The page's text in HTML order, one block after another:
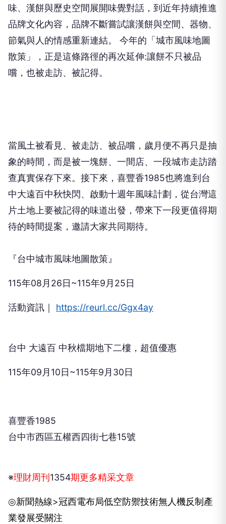
味、漢餅與歷史空間展開味覺對話，到近年持續推進
品牌文化內容，品牌不斷嘗試讓漢餅與空間、器物、
節氣與人的情感重新連結。 今年的「城市風味地圖
散策」，正是這條路徑的再次延伸:讓餅不只被品
嚐，也被走訪、被記得。
當風土被看見、被走訪、被品嚐，歲月便不再只是抽
象的時間，而是被一塊餅、一間店、一段城市走訪踏
查真實保存下來。接下來，喜豐香1985也將進到台
中大遠百中秋快閃、啟動十週年風味計劃，從台灣這
片土地上要被記得的味道出發，帶來下一段更值得期
待的時間提案，邀請大家共同期待。
『台中城市風味地圖散策』
115年08月 26日~115年9月 25日
活動資訊｜ https://reurl.cc/Ggx4ay
台中 大遠百 中秋檔期地下二樓，超值優惠
115年09月 10日~115年9月 30日
喜豐香1985
台中市西區五權西四街七巷15號
※理財周刊 1354期更多精采文章
◎新聞熱線>冠西電布局低空防禦技術無人機反制產
業發展受關注